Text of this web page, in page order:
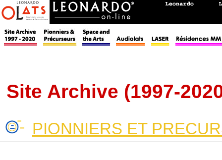
Site Archive (1997-
PIONNIERS ET